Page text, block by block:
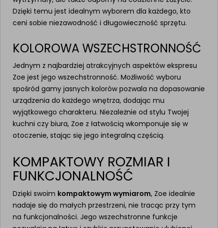
Dzięki temu jest idealnym wyborem dla każdego, kto
ceni sobie niezawodność i długowieczność sprzętu.
KOLOROWA WSZECHSTRONNOŚĆ
Jednym z najbardziej atrakcyjnych aspektów ekspresu
Zoe jest jego wszechstronność. Możliwość wyboru
spośród gamy jasnych kolorów pozwala na dopasowanie
urządzenia do każdego wnętrza, dodając mu
wyjątkowego charakteru. Niezależnie od stylu Twojej
kuchni czy biura, Zoe z łatwością wkomponuje się w
otoczenie, stając się jego integralną częścią.
KOMPAKTOWY ROZMIAR I
FUNKCJONALNOŚĆ
Dzięki swoim kompaktowym wymiarom, Zoe idealnie
nadaje się do małych przestrzeni, nie tracąc przy tym
na funkcjonalności. Jego wszechstronne funkcje